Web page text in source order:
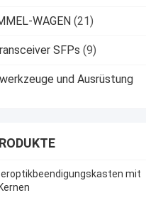
WAGEN (21)
SFPs (9)
und Ausrüstung
mit